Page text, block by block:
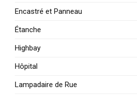
Encastré et Panneau
Étanche
Highbay
Hôpital
Lampadaire de Rue